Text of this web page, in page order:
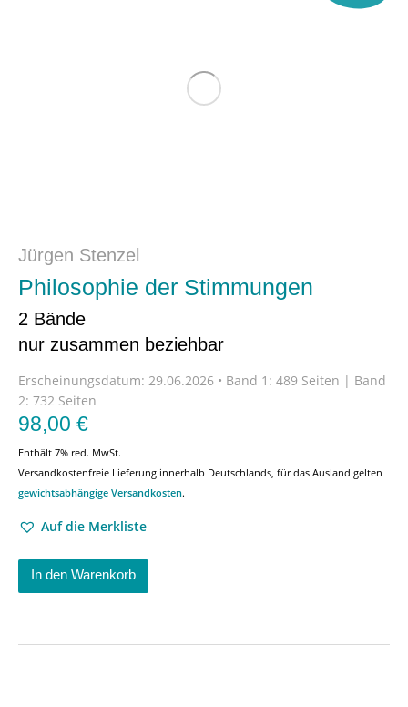
Jürgen Stenzel
Philosophie der Stimmungen
2 Bände
nur zusammen beziehbar
Erscheinungsdatum: 29.06.2026 • Band 1: 489 Seiten | Band
2: 732 Seiten
98,00 €
Enthält 7% red. MwSt.
Versandkostenfreie Lieferung innerhalb Deutschlands, für das Ausland gelten
gewichtsabhängige Versandkosten.
Auf die Merkliste
In den Warenkorb